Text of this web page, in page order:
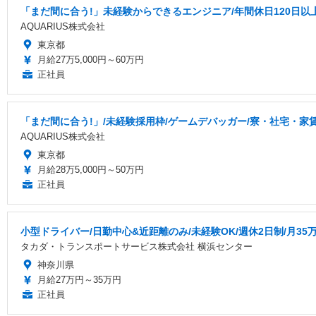
「まだ間に合う!」未経験からできるエンジニア/年間休日120日以
AQUARIUS株式会社
東京都
月給27万5,000円～60万円
正社員
「まだ間に合う!」/未経験採用枠/ゲームデバッガー/寮・社宅・家
AQUARIUS株式会社
東京都
月給28万5,000円～50万円
正社員
小型ドライバー/日勤中心&近距離のみ/未経験OK/週休2日制/月35
タカダ・トランスポートサービス株式会社 横浜センター
神奈川県
月給27万円～35万円
正社員